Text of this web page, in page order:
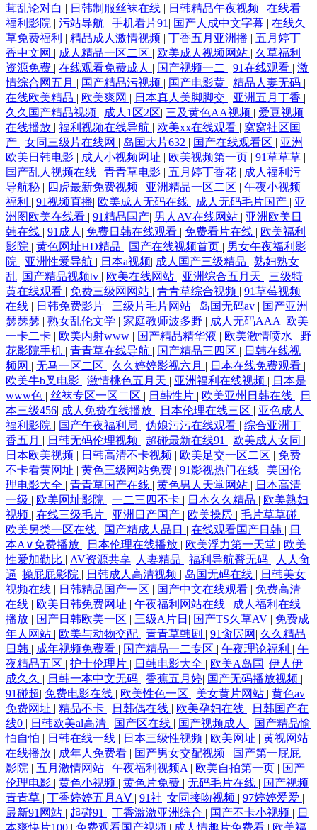
茸乱论对白 | 日韩制服丝袜在线 | 日韩精品午夜视频 | 在线看
福利影院 | 污站导航 | 手机看片91 | 国产人成中文字幕 | 在线久
草免费福利 | 精品成人激情视频 | 丁香五月亚洲播 | 五月婷丁
香中文网 | 成人精品一区二区 | 欧美成人视频网站 | 久草福利
资源免费 | 在线观看免费成人 | 国产视频一二 | 91在线观看 | 激
情综合网五月 | 国产精品污视频 | 国产电影黄 | 精品人妻无码 |
在线欧美精品 | 欧美爽网 | 日本真人美脚脚交 | 亚洲五月丁香 |
久久国产精品视频 | 成人1区2区| 三及黄色AA视频 | 爱豆视频
在线播放 | 福利视频在线导航 | 欧美xx在线观看 | 窝窝社区国
产 | 女同三级片在线网 | 岛国大片632 | 国产在线观看区 | 亚洲
欧美日韩电影 | 成人小视频网址 | 欧美视频第一页 | 91草草草 |
国产乱人视频在线 | 青青草电影 | 五月婷丁香花 | 成人福利污
导航秘 | 四虎最新免费视频 | 亚洲精品一区二区 | 午夜小视频
福利 | 91视频直播| 欧美成人无码在线 | 成人无码毛片国产 | 亚
洲图欧美在线看 | 91精品国产| 男人AV在线网站 | 亚洲欧美日
韩在线 | 91成人 | 免费日韩在线观看 | 免费看片在线 | 欧美福利
影院 | 黄色网址HD精品 | 国产在线视频首页 | 男女午夜福利影
院 | 亚洲性爱导航 | 日本a视频| 成人国产三级精品 | 熟妇熟女
乱| 国产精品视频tv | 欧美在线网站 | 亚洲综合五月天 | 三级特
黄在线观看 | 免费三级网网站 | 青青草综合视频 | 91草莓视频
在线 | 日韩免费影片 | 三级片毛片网站 | 岛国无码av | 国产亚洲
瑟瑟瑟 | 熟女乱伦文学 | 家庭教师波多野 | 成人无码AAA| 欧美
一卡二卡 | 欧美内射www | 国产精品精华液 | 欧美激情喷水 | 野
花影院手机 | 青青草在线导航 | 国产精品三四区 | 日韩在线视
频网 | 无马一区二区 | 久久婷婷影视六月 | 日本在线免费观看 |
欧美牛b叉电影 | 激情桃色五月天 | 亚洲福利在线视频 | 日本是
www色 | 丝袜专区一区二区 | 日韩性片 | 欧美亚州日韩在线 | 日
本三级456| 成人免费在线播放 | 日本伦理在线三区 | 亚色成人
福利影院 | 国产午夜福利局 | 伪娘污污在线观看 | 综合亚洲丁
香五月 | 日韩无码伦理视频 | 超碰最新在线91 | 欧美成人女同 |
日本欧美视频 | 日韩高清不卡视频 | 欧美足交一区二区 | 免费
不卡看黄网址 | 黄色三级网站免费 | 91影视热门在线 | 美国伦
理电影大全 | 青青草国产在线 | 黄色男人天堂网站 | 日本高清
一级 | 欧美网址影院 | 一二三四不卡 | 日本久久精品 | 欧美熟妇
视频 | 在线三级毛片 | 亚洲日产国产 | 欧美操屄 | 毛片草草碰 |
欧美另类一区在线 | 国产精成人品日 | 在线观看国产日韩 | 日
本A∨免费播放 | 日本伦理在线播放 | 欧美浮力第一天堂 | 欧美
性爱加勒比 | AV资源共享| 人妻精品 | 福利导航臀无码 | 人人肏
逼| 操屁屁影院 | 日韩成人高清视频 | 岛国无码在线 | 日韩美女
视频在线 | 日韩精品国产一区 | 国产中文在线观看 | 免费高清
在线 | 欧美日韩免费网址 | 午夜福利网站在线 | 成人福利在线
播放 | 国产日韩欧美一区 | 三级A片日 | 国产TS久草AV | 免费成
年人网站 | 欧美与动物交配 | 青青草韩剧 | 91肏屄网 | 久久精品
日韩 | 成年视频免费看 | 国产精品一二专区 | 午夜理论福利 | 午
夜精品五区 | 护士伦理片 | 日韩电影大全 | 欧美A岛国| 伊人伊
成久久 | 日韩一本中文无码 | 香蕉五月婷| 国产无码播放视频 |
91碰超| 免费电影在线 | 欧美性色一区 | 美女黄片网站 | 黄色av
免费网址 | 精品不卡 | 日韩偶在线 | 欧美孕妇在线 | 日韩国产在
线0 | 日韩欧美al高清 | 国产区在线 | 国产视频成人 | 国产精品愉
怕自怕 | 日韩在线一线 | 日本三级性视频 | 欧美网址 | 黄视网站
在线播放 | 成年人免费看 | 国产男女交配视频 | 国产第一屁屁
影院 | 五月激情网站 | 午夜福利视频A | 欧美自拍第一页 | 国产
伦理电影 | 黄色小视频 | 黄色片免费 | 无码毛片在线 | 国产视频
青青草 | 丁香婷婷五月AⅤ | 91社| 女同接吻视频 | 97婷婷爱爱 |
最新91网站 | 起碰91 | 丁香激激亚洲综合 | 国产不卡小视频 | 日
本爽快片100 | 免费观看国产视频 | 成人情趣片免费看 | 欧美福